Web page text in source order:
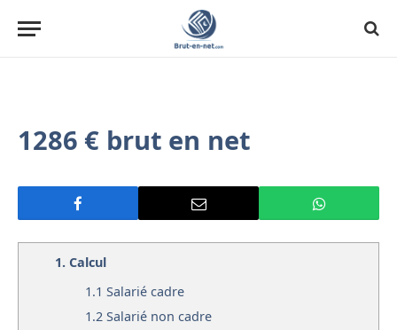
1286 € brut en net
1. Calcul
1.1 Salarié cadre
1.2 Salarié non cadre